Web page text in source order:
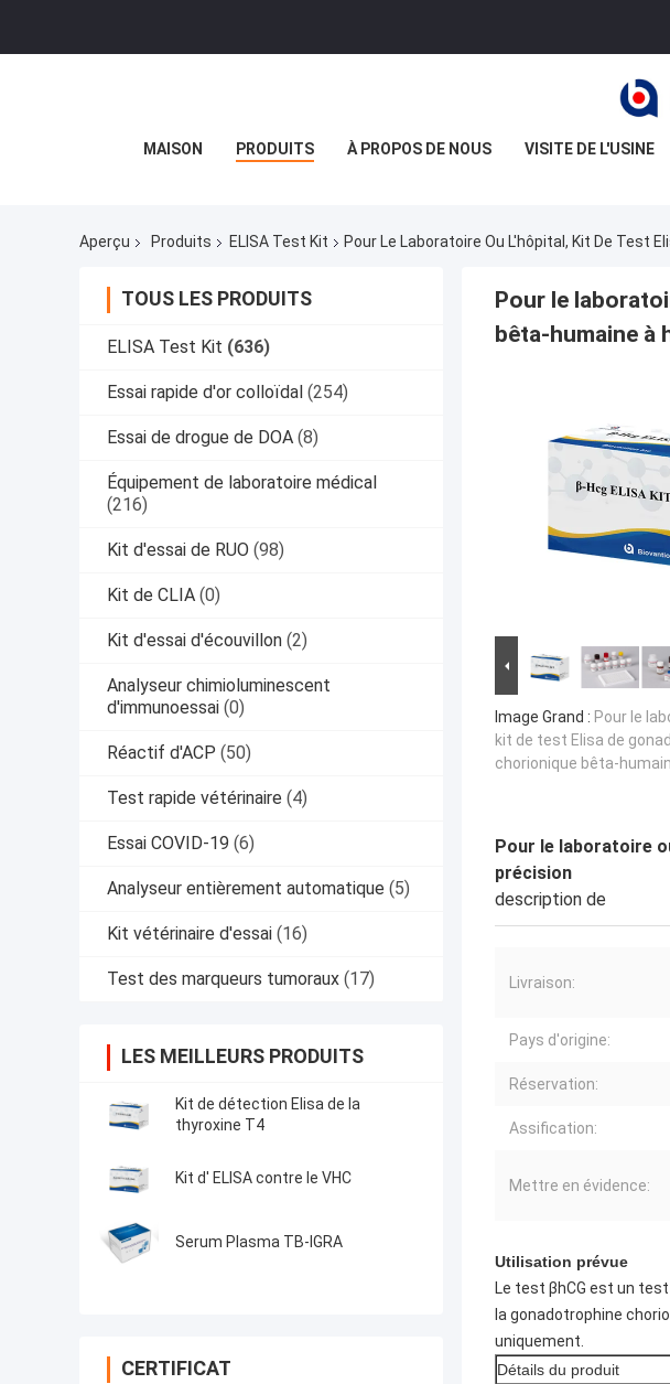
MAISON PRODUITS À PROPOS DE NOUS VISITE DE L'USINE
Aperçu Produits ELISA Test Kit Pour Le Laboratoire Ou L'hôpital, Kit De Test
TOUS LES PRODUITS
ELISA Test Kit (636)
Essai rapide d'or colloïdal (254)
Essai de drogue de DOA (8)
Équipement de laboratoire médical
(216)
Kit d'essai de RUO (98)
Kit de CLIA (0)
Kit d'essai d'écouvillon (2)
Analyseur chimioluminescent
d'immunoessai (0)
Réactif d'ACP (50)
Test rapide vétérinaire (4)
Essai COVID-19 (6)
Analyseur entièrement automatique (5)
Kit vétérinaire d'essai (16)
Test des marqueurs tumoraux (17)
LES MEILLEURS PRODUITS
Kit de détection Elisa de la
thyroxine T4
Kit d' ELISA contre le VHC
Serum Plasma TB-IGRA
CERTIFICAT
Pour le
bêta-humaine à
Image Grand : Pour le
kit de test Elisa de
chorionique bêta-
Pour le laboratoire
précision
description de
Livraison:
Pays d'origine:
Réservation:
Assification:
Mettre en évidence:
Utilisation prévue
Le test βhCG est un
la gonadotrophine
uniquement.
Détails du produit